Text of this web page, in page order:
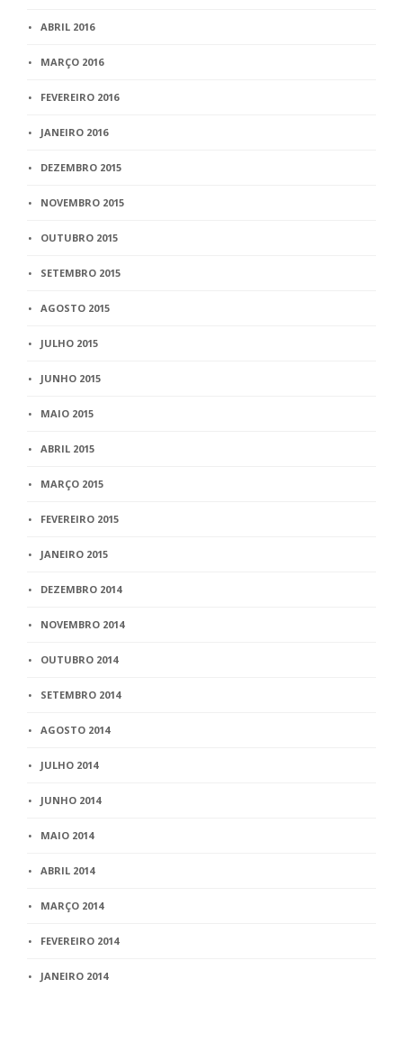
ABRIL 2016
MARÇO 2016
FEVEREIRO 2016
JANEIRO 2016
DEZEMBRO 2015
NOVEMBRO 2015
OUTUBRO 2015
SETEMBRO 2015
AGOSTO 2015
JULHO 2015
JUNHO 2015
MAIO 2015
ABRIL 2015
MARÇO 2015
FEVEREIRO 2015
JANEIRO 2015
DEZEMBRO 2014
NOVEMBRO 2014
OUTUBRO 2014
SETEMBRO 2014
AGOSTO 2014
JULHO 2014
JUNHO 2014
MAIO 2014
ABRIL 2014
MARÇO 2014
FEVEREIRO 2014
JANEIRO 2014